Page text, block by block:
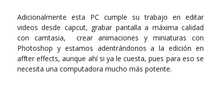
Adicionalmente esta PC cumple su trabajo en editar
videos desde capcut, grabar pantalla a máxima calidad
con camtasia, crear animaciones y miniaturas con
Photoshop y estamos adentrándonos a la edición en
affter effects, aunque ahí si ya le cuesta, pues para eso se
necesita una computadora mucho más potente.